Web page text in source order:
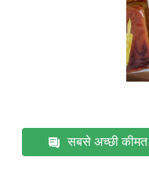
सबसे अच्छी कीमत